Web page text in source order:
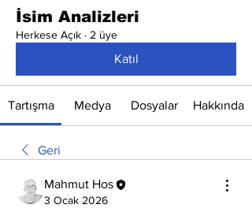
İsim Analizleri
Herkese Açık · 2 üye
Katıl
Tartışma Medya Dosyalar Hakkında
Geri
Mahmut Hos
3 Ocak 2026